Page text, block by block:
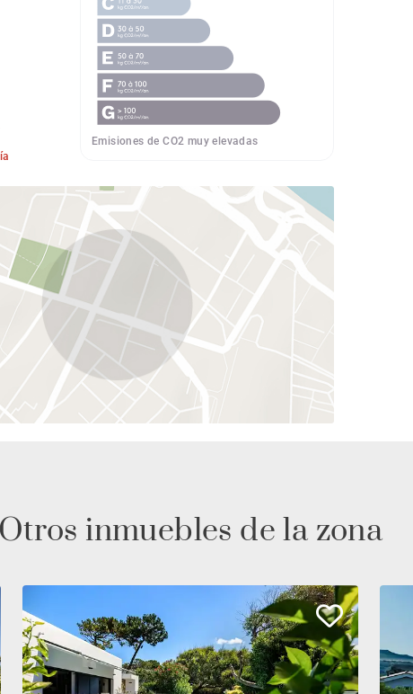
Emisiones de CO2 muy elevadas
Otros inmuebles de la zona